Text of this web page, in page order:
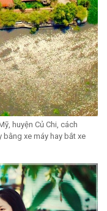
huyện Củ Chi, cách
bằng xe máy hay bắt xe